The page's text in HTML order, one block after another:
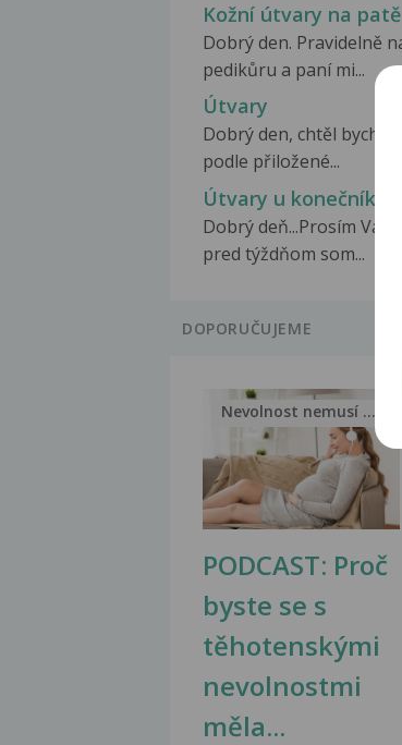
Kožní útvary na patě
Dobrý den. Pravidelně
pedikůru a paní mi...
Útvary
Dobrý den, chtěl bych
podle přiložené...
Útvary u konečníku
Dobrý deň...Prosím Vas
pred týždňom som...
DOPORUČUJEME
PODCAST: Proč
byste se s
těhotenskými
nevolnostmi
měla...
Nevolnost nemusí být nutnou...